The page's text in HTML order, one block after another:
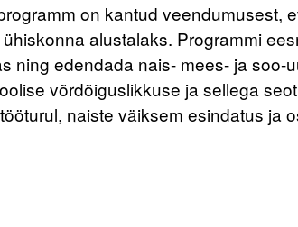
on kantud veendumusest,
alustalaks. Programmi
ning edendada nais- mees- ja soo-
võrdõiguslikkuse ja sellega
naiste väiksem esindatus ja